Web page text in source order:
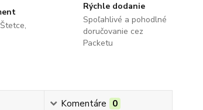
Rýchle dodanie
Spoľahlivé a pohodlné
doručovanie cez
Packetu
Komentáre 0